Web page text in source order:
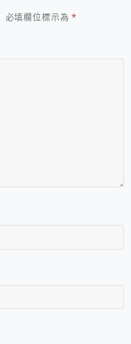
必填欄位標示為*